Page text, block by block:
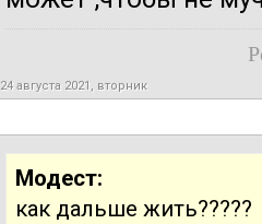
24 августа 2021, вторник
Модест:
как дальше жить?????